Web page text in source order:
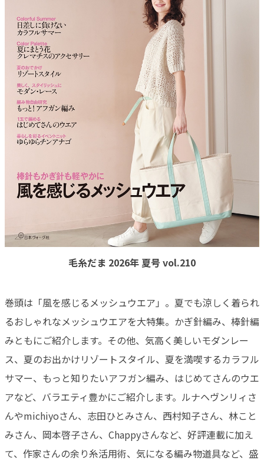
毛糸だま 2026年 夏号 vol.210
巻頭は「風を感じるメッシュウエア」。夏でも涼しく着られ
るおしゃれなメッシュウエアを大特集。かぎ針編み、棒針編
みともにご紹介します。その他、気高く美しいモダンレー
ス、夏のお出かけリゾートスタイル、夏を満喫するカラフル
サマー、もっと知りたいアフガン編み、はじめてさんのウエ
アなど、バラエティ豊かにご紹介します。ルナヘヴンリィさ
んやmichiyoさん、志田ひとみさん、西村知子さん、林こと
みさん、岡本啓子さん、Chappyさんなど、好評連載に加え
て、作家さんの余り糸活用術、気になる編み物道具など、盛